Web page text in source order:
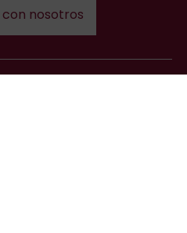
nosotros